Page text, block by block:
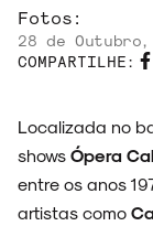
Fotos:
28 de
COMPARTILHE:
Localizada no
shows Ópera
entre os anos
artistas como